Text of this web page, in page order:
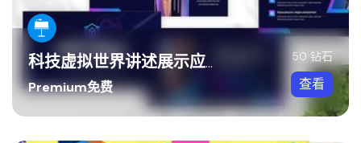
科技虚拟世界讲述展示应用创新体验Keynote模板
Premium免费
50 钻石
查看